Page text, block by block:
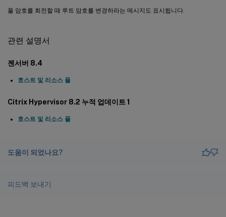
풀 암호를 회전할 때 루트 암호를 변경하라는 메시지도 표시됩니다.
관련 설명서
젠서버 8.4
호스트 및 리소스 풀
Citrix Hypervisor 8.2 누적 업데이트 1
호스트 및 리소스 풀
도움이 되었나요?
피드백 보내기